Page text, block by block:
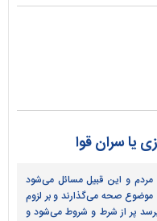
یا سران قوا
مردم و این قبیل مسائل می‌شود
موضوع صحه می‌گذارند و بر لزوم
برسد پر از شرط و شروط می‌شود و